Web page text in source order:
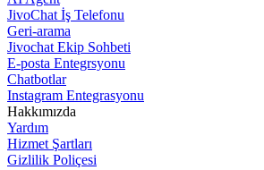
JivoChat İş Telefonu
Geri-arama
Jivochat Ekip Sohbeti
E-posta Entegrsyonu
Chatbotlar
Instagram Entegrasyonu
Hakkımızda
Yardım
Hizmet Şartları
Gizlilik Poliçesi